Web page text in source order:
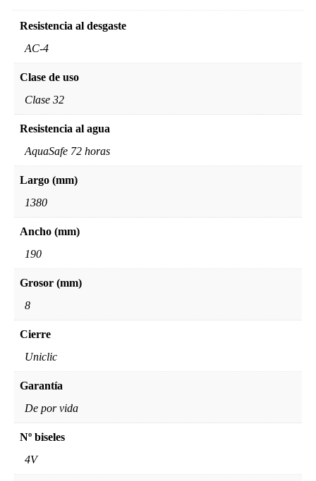
Resistencia al desgaste
AC-4
Clase de uso
Clase 32
Resistencia al agua
AquaSafe 72 horas
Largo (mm)
1380
Ancho (mm)
190
Grosor (mm)
8
Cierre
Uniclic
Garantía
De por vida
Nº biseles
4V